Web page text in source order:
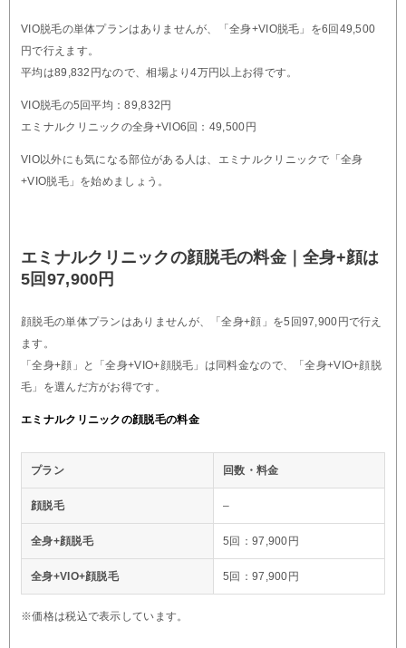
VIO脱毛の単体プランはありませんが、「全身+VIO脱毛」を6回49,500
円で行えます。
平均は89,832円なので、相場より4万円以上お得です。
VIO脱毛の5回平均：89,832円
エミナルクリニックの全身+VIO6回：49,500円
VIO以外にも気になる部位がある人は、エミナルクリニックで「全身
+VIO脱毛」を始めましょう。
エミナルクリニックの顔脱毛の料金｜全身+顔は
5回97,900円
顔脱毛の単体プランはありませんが、「全身+顔」を5回97,900円で行え
ます。
「全身+顔」と「全身+VIO+顔脱毛」は同料金なので、「全身+VIO+顔脱
毛」を選んだ方がお得です。
エミナルクリニックの顔脱毛の料金
プラン 回数・料金
顔脱毛 –
全身+顔脱毛 5回：97,900円
全身+VIO+顔脱毛 5回：97,900円
※価格は税込で表示しています。